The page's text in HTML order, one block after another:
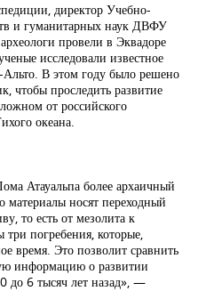
директор Учебно-
и гуманитарных наук ДВФУ
провели в Эквадоре
исследовали известное
Альто. В этом году было решено
чтобы проследить развитие
от российского
океана.
Атауальпа более архаичный
материалы носят переходный
то есть от мезолита к
три погребения, которые,
время. Это позволит сравнить
информацию о развитии
до 6 тысяч лет назад», —